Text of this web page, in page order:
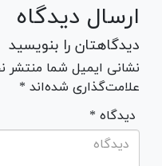
ارسال دیدگاه
دیدگاهتان را بنویسید
نشانی ایمیل شما منتشر
علامت‌گذاری شده‌اند *
* دیدگاه